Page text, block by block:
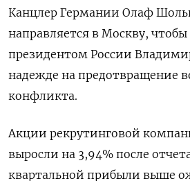
Канцлер Германии Олаф
направляется в Москву, чтобы
президентом России
надежде на предотвращение
конфликта.
Акции рекрутинговой
выросли на 3,94% после
квартальной прибыли выше